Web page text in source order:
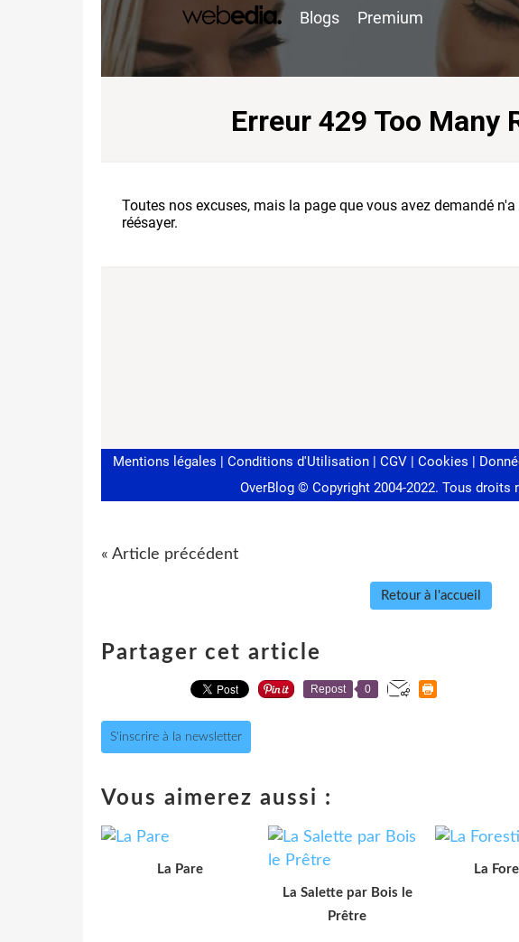
« Article précédent
Retour à l'accueil
Partager cet article
Repost 0
S'inscrire à la newsletter
Vous aimerez aussi :
La Pare
La Salette par Bois le
Prêtre
La